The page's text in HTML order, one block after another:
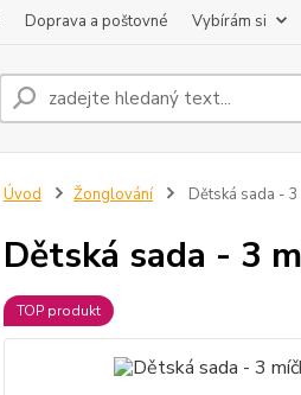
Doprava a poštovné Vybírám si
Úvod Žonglování Dětská sada -
Dětská sada - 3
TOP produkt